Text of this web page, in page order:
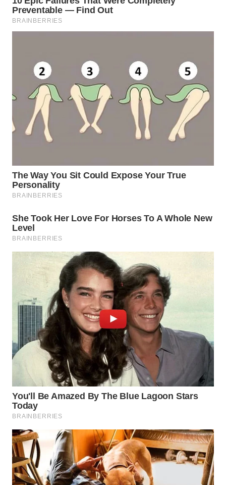
TRAVEL
WAHANA
WAHANANEWS
ID
WAHANANEWS
CO ID
WAHANANEWS
WAHANA
SPORT
WAHANA
UMKM
WAHANA
SELEB
WAHANA
PERSONA
WAHANA
OTOMOTIF
HEALTH
WAHANA
DESA
LAPAK
WAHANA